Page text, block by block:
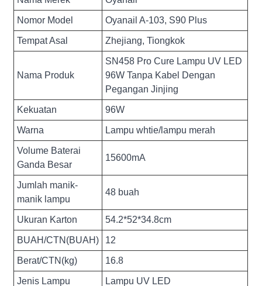
Nomor Model Oyanail A-103, S90 Plus
Tempat Asal Zhejiang, Tiongkok
Nama Produk
SN458 Pro Cure Lampu UV LED
96W Tanpa Kabel Dengan
Pegangan Jinjing
Kekuatan 96W
Warna Lampu whtie/lampu merah
Volume Baterai
Ganda Besar
15600mA
Jumlah manik-
manik lampu
48 buah
Ukuran Karton 54.2*52*34.8cm
BUAH/CTN(BUAH) 12
Berat/CTN(kg) 16.8
Jenis Lampu Lampu UV LED